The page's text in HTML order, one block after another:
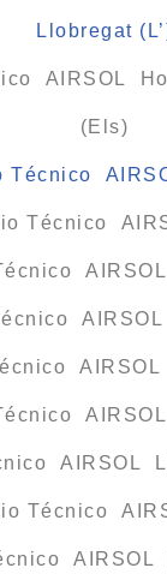
Llobregat
AIRSOL
(Els)
Técnico
Técnico
AIRSOL
AIRSOL
Técnico
AIRSOL